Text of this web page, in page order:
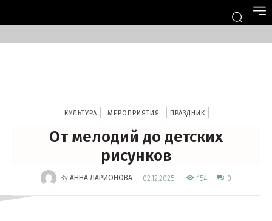
КУЛЬТУРА МЕРОПРИЯТИЯ ПРАЗДНИК
От мелодий до детских
рисунков
By АННА ЛАРИОНОВА 02.12.2025 154 0